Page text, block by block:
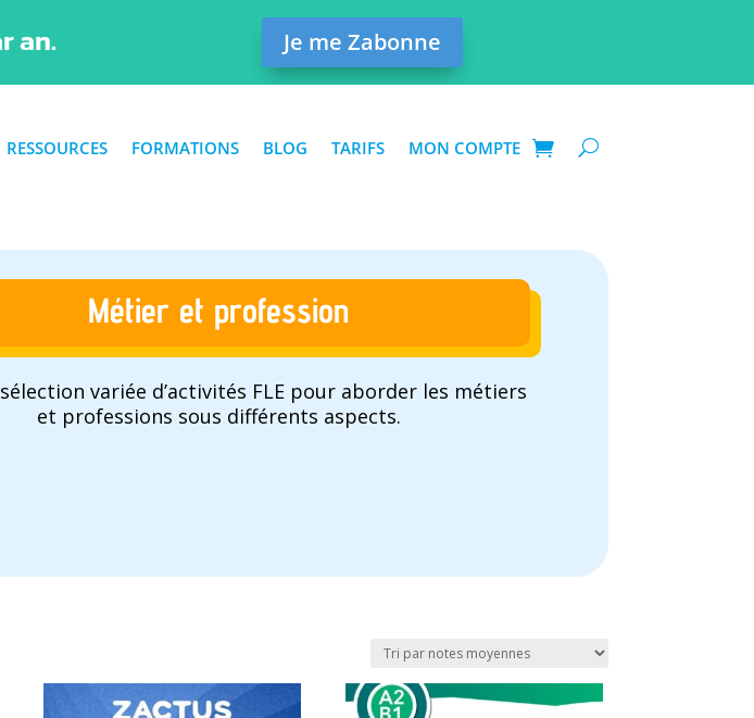
an. Je me Zabonne
RESSOURCES FORMATIONS BLOG TARIFS MON COMPTE
Métier et profession
variée d’activités FLE pour aborder les métiers
et professions sous différents aspects.